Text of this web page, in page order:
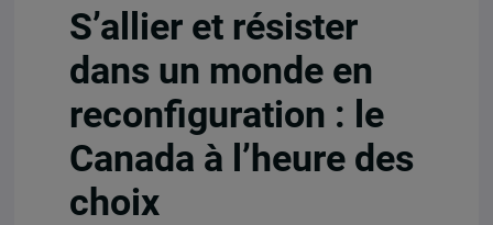
S’allier et résister
dans un monde en
reconfiguration : le
Canada à l’heure des
choix